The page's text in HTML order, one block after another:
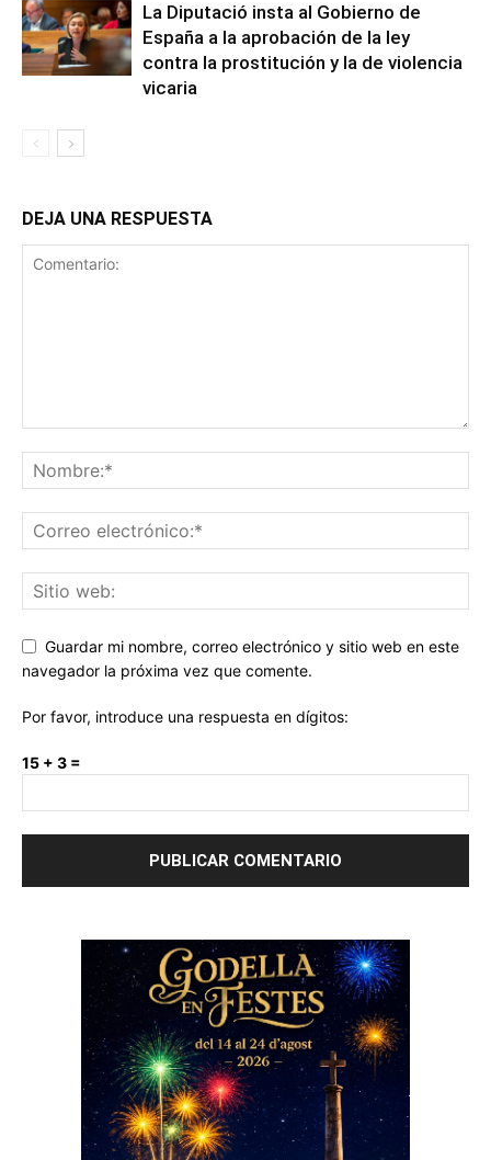
La Diputació insta al Gobierno de
España a la aprobación de la ley
contra la prostitución y la de violencia
vicaria
DEJA UNA RESPUESTA
Guardar mi nombre, correo electrónico y sitio web en este
navegador la próxima vez que comente.
Por favor, introduce una respuesta en dígitos:
15 + 3 =